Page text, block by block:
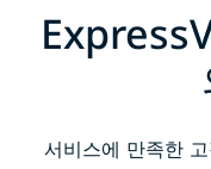
서비스에 만족한